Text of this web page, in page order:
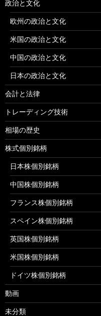
政治と文化
欧州の政治と文化
米国の政治と文化
中国の政治と文化
日本の政治と文化
会計と法律
トレーディング技術
相場の歴史
株式個別銘柄
日本株個別銘柄
中国株個別銘柄
フランス株個別銘柄
スペイン株個別銘柄
英国株個別銘柄
米国株個別銘柄
ドイツ株個別銘柄
動画
未分類